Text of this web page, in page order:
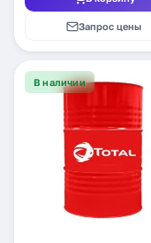
Запрос цены
В наличии